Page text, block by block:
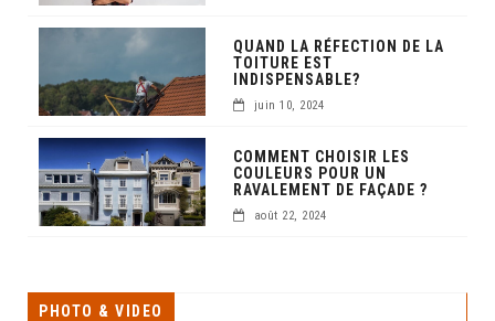
QUAND LA RÉFECTION DE LA
TOITURE EST
INDISPENSABLE?
juin 10, 2024
COMMENT CHOISIR LES
COULEURS POUR UN
RAVALEMENT DE FAÇADE ?
août 22, 2024
PHOTO & VIDEO